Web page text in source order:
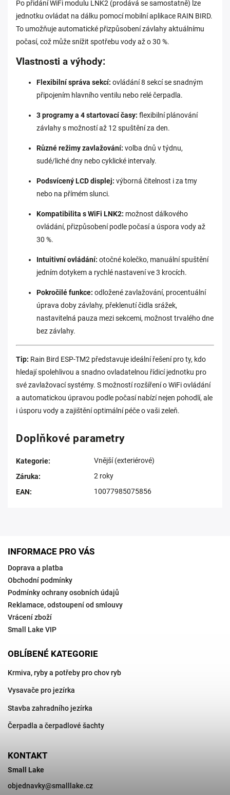
Po přidání WiFi modulu LNK2 (prodává se samostatně) lze
jednotku ovládat na dálku pomocí mobilní aplikace RAIN BIRD.
To umožňuje automatické přizpůsobení závlahy aktuálnímu
počasí, což může snížit spotřebu vody až o 30 %.
Vlastnosti a výhody:
Flexibilní správa sekcí: ovládání 8 sekcí se snadným
připojením hlavního ventilu nebo relé čerpadla.
3 programy a 4 startovací časy: flexibilní plánování
závlahy s možností až 12 spuštění za den.
Různé režimy zavlažování: volba dnů v týdnu,
sudé/liché dny nebo cyklické intervaly.
Podsvícený LCD displej: výborná čitelnost i za tmy
nebo na přímém slunci.
Kompatibilita s WiFi LNK2: možnost dálkového
ovládání, přizpůsobení podle počasí a úspora vody až
30 %.
Intuitivní ovládání: otočné kolečko, manuální spuštění
jedním dotykem a rychlé nastavení ve 3 krocích.
Pokročilé funkce: odložené zavlažování, procentuální
úprava doby závlahy, překlenutí čidla srážek,
nastavitelná pauza mezi sekcemi, možnost trvalého dne
bez závlahy.
Tip: Rain Bird ESP-TM2 představuje ideální řešení pro ty, kdo
hledají spolehlivou a snadno ovladatelnou řídicí jednotku pro
své zavlažovací systémy. S možností rozšíření o WiFi ovládání
a automatickou úpravou podle počasí nabízí nejen pohodlí, ale
i úsporu vody a zajištění optimální péče o vaši zeleň.
Doplňkové parametry
Kategorie:
Vnější (exteriérové)
Záruka:
2 roky
EAN: 10077985075856
INFORMACE PRO VÁS
Doprava a platba
Obchodní podmínky
Podmínky ochrany osobních údajů
Reklamace, odstoupení od smlouvy
Vrácení zboží
Small Lake VIP
OBLÍBENÉ KATEGORIE
Krmiva, ryby a potřeby pro chov ryb
Vysavače pro jezírka
Stavba zahradního jezírka
Čerpadla a čerpadlové šachty
KONTAKT
Small Lake
objednavky@smalllake.cz